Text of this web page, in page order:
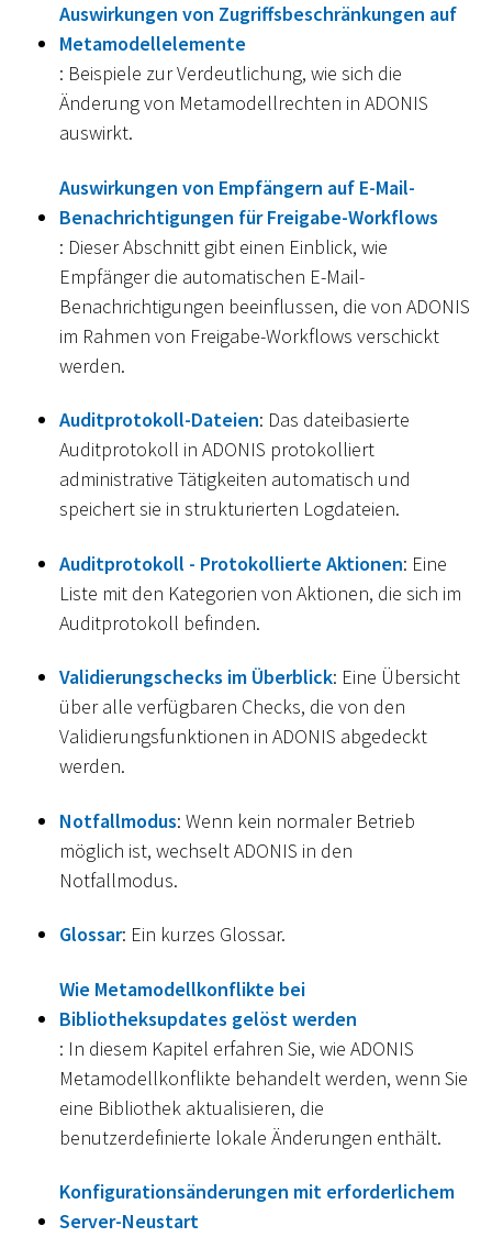
Auswirkungen von Zugriffsbeschränkungen auf
Metamodellelemente
: Beispiele zur Verdeutlichung, wie sich die
Änderung von Metamodellrechten in ADONIS
auswirkt.
Auswirkungen von Empfängern auf E-Mail-
Benachrichtigungen für Freigabe-Workflows
: Dieser Abschnitt gibt einen Einblick, wie
Empfänger die automatischen E-Mail-
Benachrichtigungen beeinflussen, die von ADONIS
im Rahmen von Freigabe-Workflows verschickt
werden.
Auditprotokoll-Dateien: Das dateibasierte
Auditprotokoll in ADONIS protokolliert
administrative Tätigkeiten automatisch und
speichert sie in strukturierten Logdateien.
Auditprotokoll - Protokollierte Aktionen: Eine
Liste mit den Kategorien von Aktionen, die sich im
Auditprotokoll befinden.
Validierungschecks im Überblick: Eine Übersicht
über alle verfügbaren Checks, die von den
Validierungsfunktionen in ADONIS abgedeckt
werden.
Notfallmodus: Wenn kein normaler Betrieb
möglich ist, wechselt ADONIS in den
Notfallmodus.
Glossar: Ein kurzes Glossar.
Wie Metamodellkonflikte bei
Bibliotheksupdates gelöst werden
: In diesem Kapitel erfahren Sie, wie ADONIS
Metamodellkonflikte behandelt werden, wenn Sie
eine Bibliothek aktualisieren, die
benutzerdefinierte lokale Änderungen enthält.
Konfigurationsänderungen mit erforderlichem
Server-Neustart